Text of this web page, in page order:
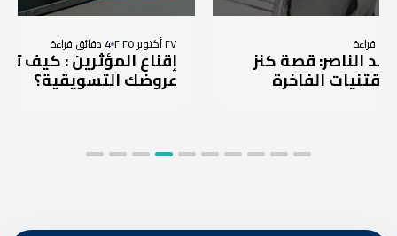
قصة كنز
4 دقائق قراءة
إقناع المؤثرين : كيف تفوز برد
عروضك التسويقية؟